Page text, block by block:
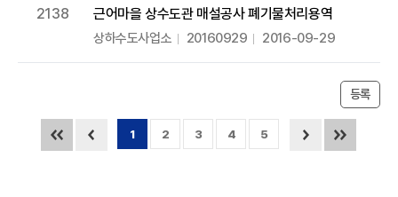
2138 근어마을 상수도관 매설공사 폐기물처리용역
상하수도사업소 20160929 2016-09-29
등록
1 2 3 4 5